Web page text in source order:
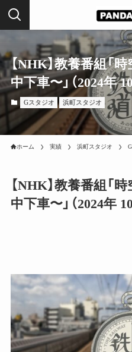
【NHK】教養番組「
中下車〜」（2024年
Gスタジオ 浜町スタジオ
ホーム 実績 浜町スタジオ
【NHK】教養番組「
中下車〜」（2024年